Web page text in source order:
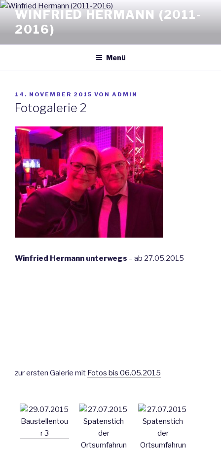
Zum
Inhalt
springen
WINFRIED HERMANN (2011-
2016)
Menü
VERÖFFENTLICHT
AM
14. NOVEMBER 2015 VON ADMIN
Fotogalerie 2
Winfried Hermann unterwegs – ab 27.05.2015
zur ersten Galerie mit Fotos bis 06.05.2015